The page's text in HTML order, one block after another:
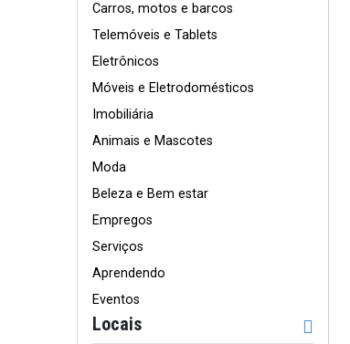
Carros, motos e barcos
Telemóveis e Tablets
Eletrônicos
Móveis e Eletrodomésticos
Imobiliária
Animais e Mascotes
Moda
Beleza e Bem estar
Empregos
Serviços
Aprendendo
Eventos
Locais